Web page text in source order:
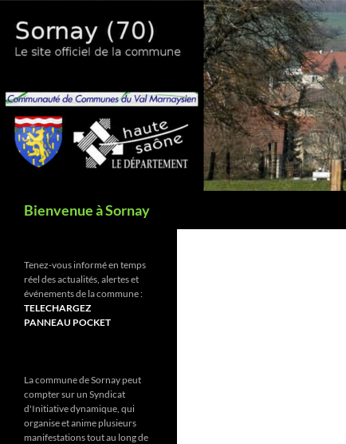
contenu
Bienvenue à Sornay
Tenez-vous informé en temps
réel des actualités, alertes et
événements de la commune :
TELECHARGEZ
PANNEAU POCKET
La commune de Sornay peut
compter sur un Syndicat
d'Initiative dynamique, qui
organise et anime plusieurs
manifestations tout au long de